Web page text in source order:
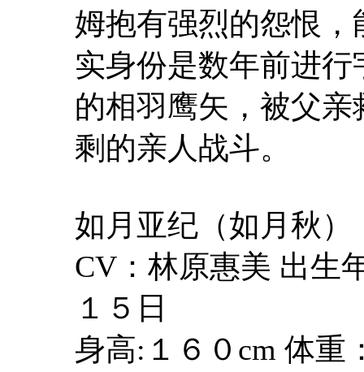
姆抱有强烈的怨恨
实身份是数年前进行
的相羽鹰矢，被父
剩的亲人战斗。
如月亚纪（如月秋）
CV：林原惠美 出生
１５日
身高:１６０cm 体重